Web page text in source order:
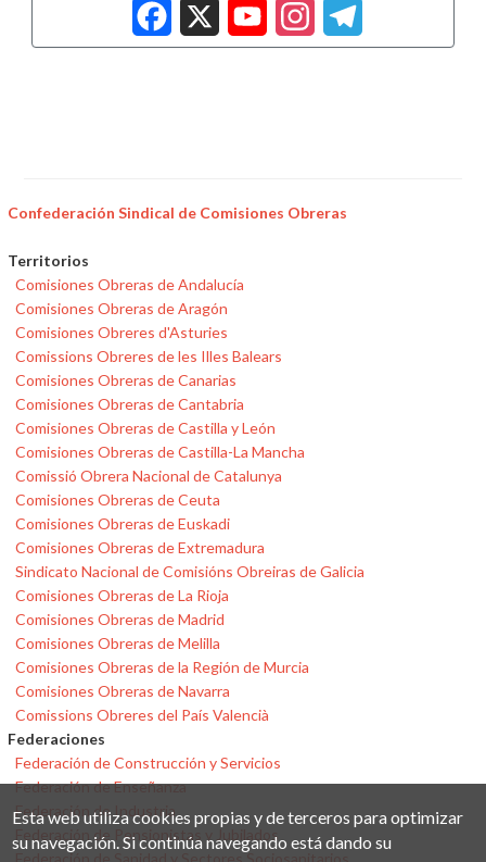
Confederación Sindical de Comisiones Obreras
Territorios
Comisiones Obreras de Andalucía
Comisiones Obreras de Aragón
Comisiones Obreres d'Asturies
Comissions Obreres de les Illes Balears
Comisiones Obreras de Canarias
Comisiones Obreras de Cantabria
Comisiones Obreras de Castilla y León
Comisiones Obreras de Castilla-La Mancha
Comissió Obrera Nacional de Catalunya
Comisiones Obreras de Ceuta
Comisiones Obreras de Euskadi
Comisiones Obreras de Extremadura
Sindicato Nacional de Comisións Obreiras de Galicia
Comisiones Obreras de La Rioja
Comisiones Obreras de Madrid
Comisiones Obreras de Melilla
Comisiones Obreras de la Región de Murcia
Comisiones Obreras de Navarra
Comissions Obreres del País Valencià
Federaciones
Federación de Construcción y Servicios
Federación de Enseñanza
Federación de Industria
Federación de Pensionistas y Jubilados
Federación de Sanidad y Sectores Sociosanitarios
Esta web utiliza cookies propias y de terceros para optimizar
su navegación. Si continúa navegando está dando su